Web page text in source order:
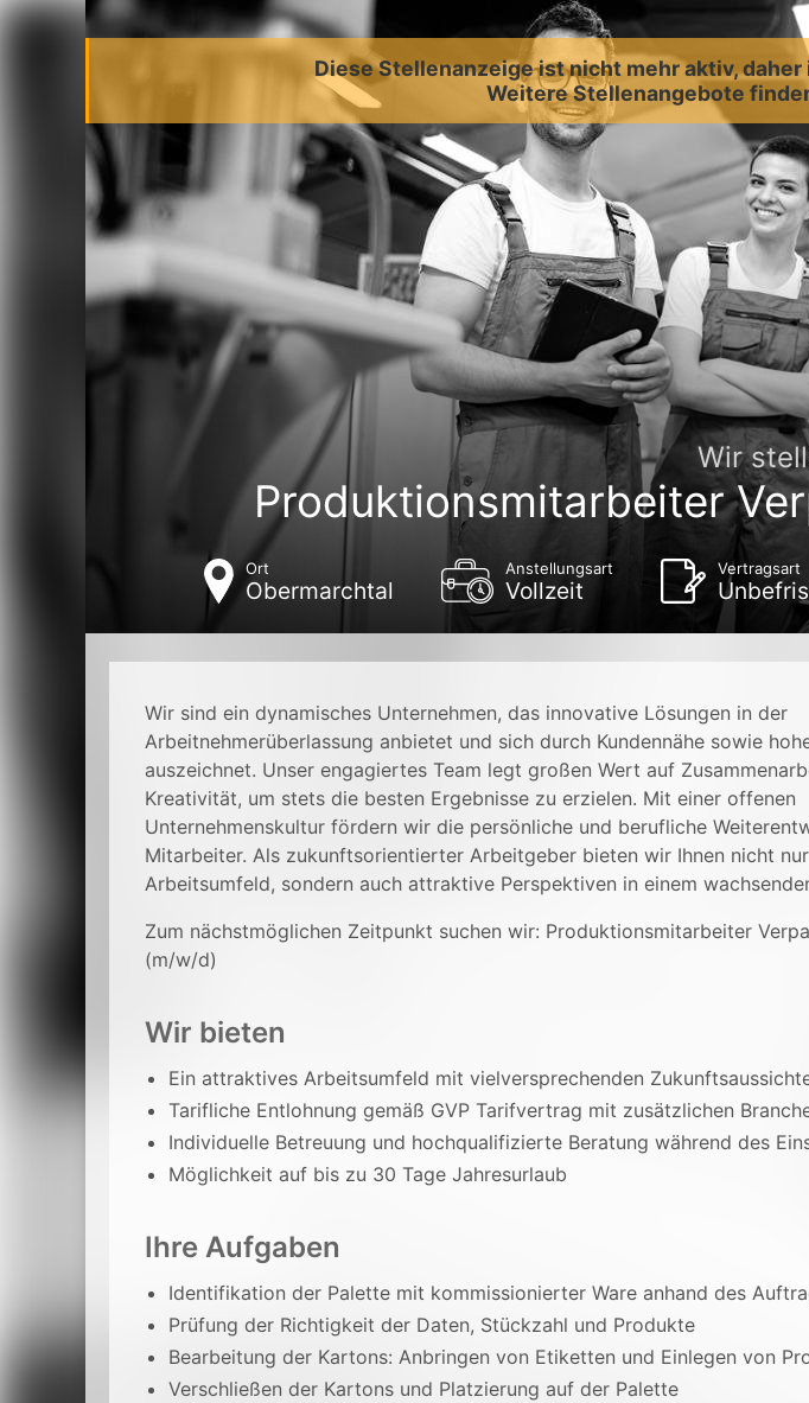
Diese Stellenanzeige ist nicht mehr aktiv,
Weitere Stellenangebote
Wir
Produktionsmitarbeiter
Ort
Obermarchtal
Anstellungsart
Vollzeit
Vertragsart
Wir sind ein dynamisches Unternehmen, das innovative Lösungen in der
Arbeitnehmerüberlassung anbietet und sich durch Kundennähe sowie
auszeichnet. Unser engagiertes Team legt großen Wert auf
Kreativität, um stets die besten Ergebnisse zu erzielen. Mit einer offenen
Unternehmenskultur fördern wir die persönliche und berufliche
Mitarbeiter. Als zukunftsorientierter Arbeitgeber bieten wir Ihnen nicht
Arbeitsumfeld, sondern auch attraktive Perspektiven in einem
Zum nächstmöglichen Zeitpunkt suchen wir: Produktionsmitarbeiter
(m/w/d)
Wir bieten
Ein attraktives Arbeitsumfeld mit vielversprechenden
Tarifliche Entlohnung gemäß GVP Tarifvertrag mit zusätzlichen
Individuelle Betreuung und hochqualifizierte Beratung während des
Möglichkeit auf bis zu 30 Tage Jahresurlaub
Ihre Aufgaben
Identifikation der Palette mit kommissionierter Ware anhand des
Prüfung der Richtigkeit der Daten, Stückzahl und Produkte
Bearbeitung der Kartons: Anbringen von Etiketten und Einlegen von
Verschließen der Kartons und Platzierung auf der Palette